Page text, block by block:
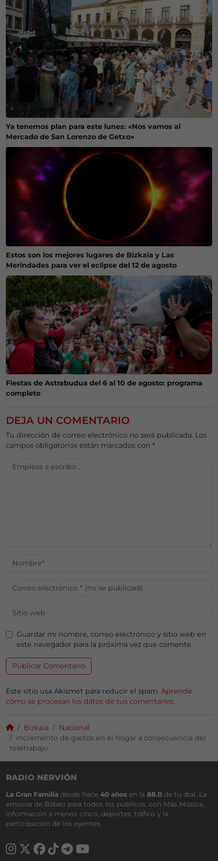
Ya tenemos plan para este lunes: «Nos vamos al
Mercado de San Lorenzo de Getxo»
Estos son los mejores lugares de Bizkaia y Las
Merindades para ver el eclipse del 12 de agosto
Fiestas de Astrabudua del 6 al 10 de agosto: programa
completo
DEJA UN COMENTARIO
Tu dirección de correo electrónico no será publicada. Los
campos obligatorios están marcados con *
Guardar mi nombre, correo electrónico y sitio web en
este navegador para la próxima vez que comente.
Este sitio usa Akismet para reducir el spam. Aprende
cómo se procesan los datos de tus comentarios.
Bizkaia
Nacional
Incremento de gastos en el hogar a consecuencia del
teletrabajo
RADIO NERVIÓN
La Gran Familia desde hace 40 años en la 88.0 de tu dial. La
emisora de Bilbao para todos los públicos, con Más Música,
información a menos cinco, deportes, tráfico y la
participación de los oyentes.